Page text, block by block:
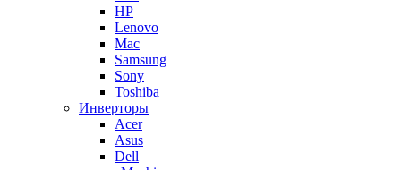
HP
Lenovo
Mac
Samsung
Sony
Toshiba
Инверторы
Acer
Asus
Dell